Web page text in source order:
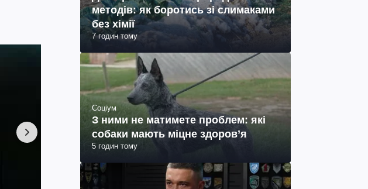
методів: як боротись зі слимаками
без хімії
7 годин тому
Соціум
З ними не матимете проблем: які
собаки мають міцне здоров’я
5 годин тому